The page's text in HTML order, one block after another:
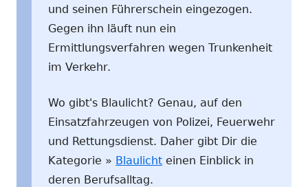
und seinen Führerschein eingezogen.
Gegen ihn läuft nun ein
Ermittlungsverfahren wegen Trunkenheit
im Verkehr.
Wo gibt's Blaulicht? Genau, auf den
Einsatzfahrzeugen von Polizei, Feuerwehr
und Rettungsdienst. Daher gibt Dir die
Kategorie » Blaulicht einen Einblick in
deren Berufsalltag.